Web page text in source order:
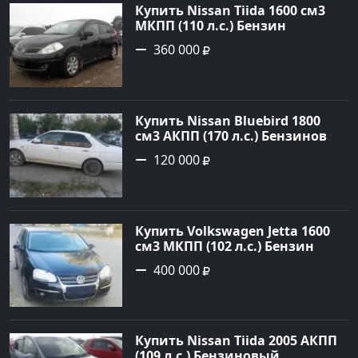
Купить Nissan Tiida 1600 см3
МКПП (110 л.с.) Бензин
инжектор в Армавир: цвет
черный Хетчбэк 2008 года по
Авторынок23
360 000
Купить Nissan Bluebird 1800
см3 АКПП (170 л.с.) Бензиновый
в Новороссийск: цвет Белый
Седан 1996 года по цене 120000
120 000
Купить Volkswagen Jetta 1600
см3 МКПП (102 л.с.) Бензин
инжектор в Краснодар: цвет
черный Седан 2010 года по
Авторынок23
400 000
Купить Nissan Tiida 2005 АКПП